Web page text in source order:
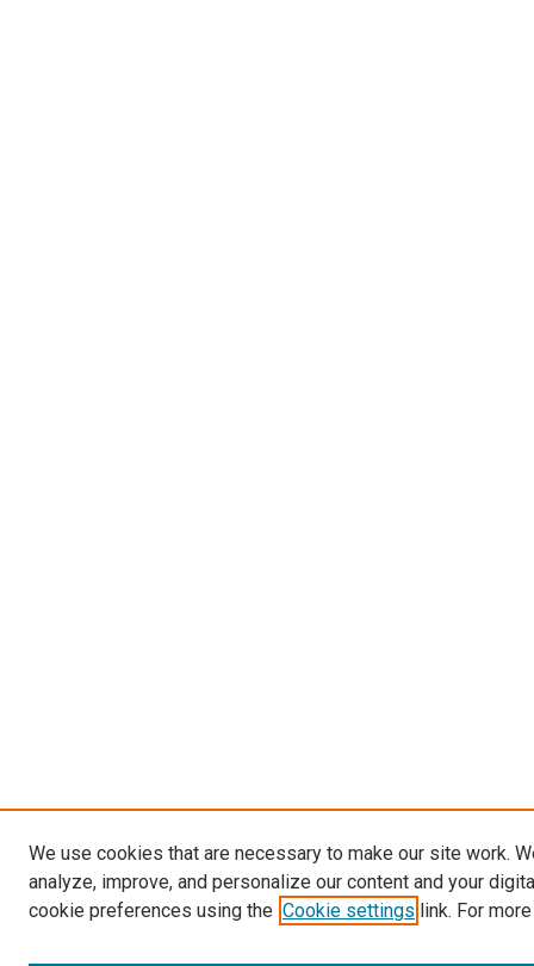
We use cookies that are necessary to make our site work.
analyze, improve, and personalize our content and your
cookie preferences using the Cookie settings link. For